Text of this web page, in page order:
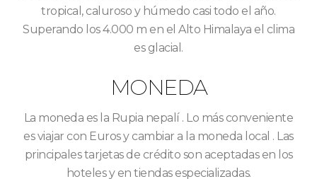
tropical, caluroso y húmedo casi todo el año.
Superando los 4.000 m en el Alto Himalaya el clima
es glacial.
MONEDA
La moneda es la Rupia nepalí . Lo más conveniente
es viajar con Euros y cambiar a la moneda local . Las
principales tarjetas de crédito son aceptadas en los
hoteles y en tiendas especializadas.